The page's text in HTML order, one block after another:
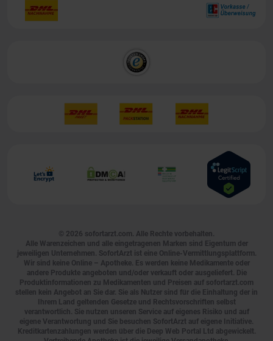
© 2026 sofortarzt.com. Alle Rechte vorbehalten.
Alle Warenzeichen und alle eingetragenen Marken sind Eigentum der
jeweiligen Unternehmen. SofortArzt ist eine Online-Vermittlungsplattform.
Wir sind keine Online – Apotheke. Es werden keine Medikamente oder
andere Produkte angeboten und/oder verkauft oder ausgeliefert. Die
Produktinformationen zu Medikamenten und Preisen auf sofortarzt.com
stellen kein Angebot an Sie dar. Sie als Nutzer sind für die Einhaltung der in
Ihrem Land geltenden Gesetze und Rechtsvorschriften selbst
verantwortlich. Sie nutzen unseren Service auf eigenes Risiko und auf
eigene Verantwortung und Sie besuchen SofortArzt auf eigene Initiative.
Kreditkartenzahlungen werden über die Deep Web Portal Ltd abgewickelt.